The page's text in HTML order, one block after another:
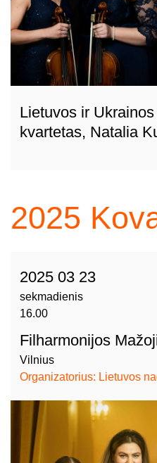
Lietuvos ir
kvartetas, Natalia
2025
2025 03 23
sekmadienis
16.00
Filharmonijos
Vilnius
Organizatorius: Lietuvos